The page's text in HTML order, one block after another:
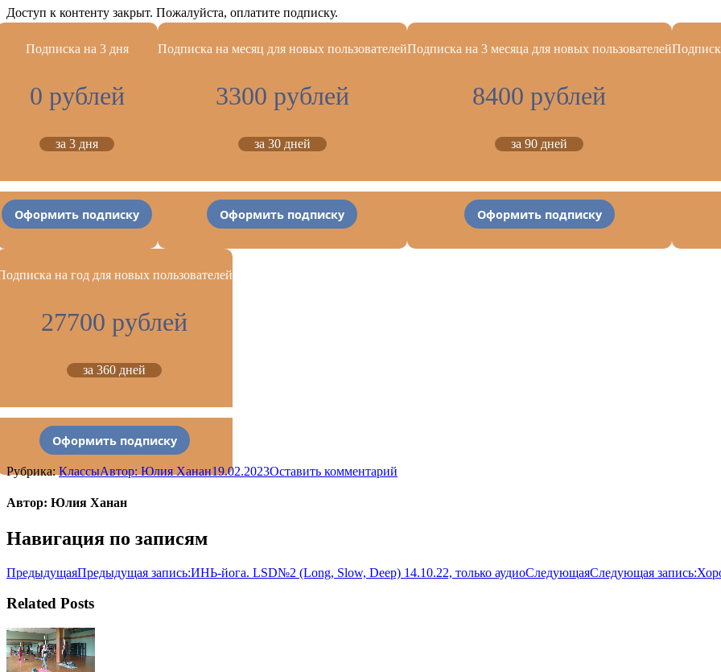
Доступ к контенту закрыт. Пожалуйста, оплатите подписку.
Подписка на 3 дня
0 рублей
за 3 дня
Оформить подписку
Подписка на месяц для новых пользователей
3300 рублей
за 30 дней
Оформить подписку
Подписка на 3 месяца для новых пользователей
8400 рублей
за 90 дней
Оформить подписку
на год для новых пользователей
27700 рублей
за 360 дней
Оформить подписку
Рубрика: КлассыАвтор: Юлия Ханан19.02.2023Оставить комментарий
Автор: Юлия Ханан
Навигация по записям
ПредыдущаяПредыдущая запись:ИНЬ-йога. LSD№2 (Long, Slow, Deep) 14.10.22, только аудиоСледующаяСледующая запись:
Related Posts